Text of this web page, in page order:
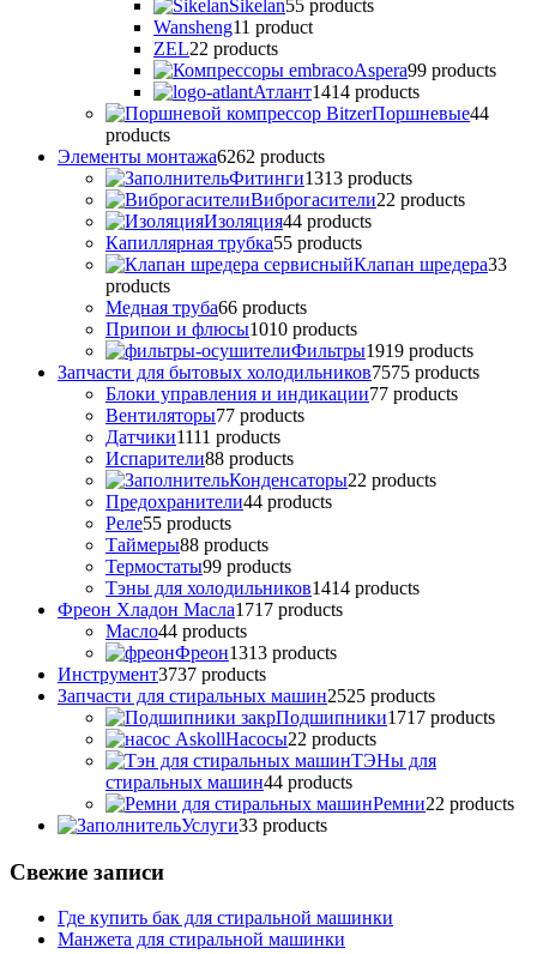
Sikelan55 products
Wansheng11 product
ZEL22 products
Аspera99 products
Атлант1414 products
Поршневые44
products
Элементы монтажа6262 products
Фитинги1313 products
Виброгасители22 products
Изоляция44 products
Капиллярная трубка55 products
Клапан шредера33
products
Медная труба66 products
Припои и флюсы1010 products
Фильтры1919 products
Запчасти для бытовых холодильников7575 products
Блоки управления и индикации77 products
Вентиляторы77 products
Датчики1111 products
Испарители88 products
Конденсаторы22 products
Предохранители44 products
Реле55 products
Таймеры88 products
Термостаты99 products
Тэны для холодильников1414 products
Фреон Хладон Масла1717 products
Масло44 products
Фреон1313 products
Инструмент3737 products
Запчасти для стиральных машин2525 products
Подшипники1717 products
Насосы22 products
ТЭНы для
стиральных машин44 products
Ремни22 products
Услуги33 products
Свежие записи
Где купить бак для стиральной машинки
Манжета для стиральной машинки